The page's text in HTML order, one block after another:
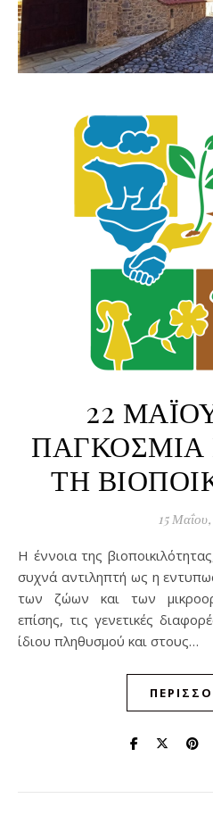
22
ΠΑΓΚΟΣΜΙΑ
ΤΗ
15
Η έννοια της βιοποικιλότητας, της βιολογικής ποικιλίας,
συχνά αντιληπτή ως η
των ζώων και των
επίσης, τις γενετικές
ίδιου πληθυσμού και στους…